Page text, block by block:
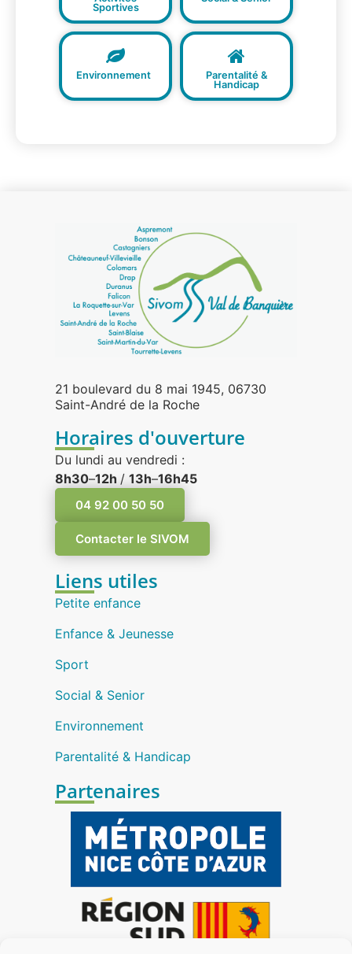
Sportives
Environnement
Parentalité &
Handicap
21 boulevard du 8 mai 1945, 06730
Saint-André de la Roche
Horaires d'ouverture
Du lundi au vendredi :
8h30–12h / 13h–16h45
04 92 00 50 50
Contacter le SIVOM
Liens utiles
Petite enfance
Enfance & Jeunesse
Sport
Social & Senior
Environnement
Parentalité & Handicap
Partenaires